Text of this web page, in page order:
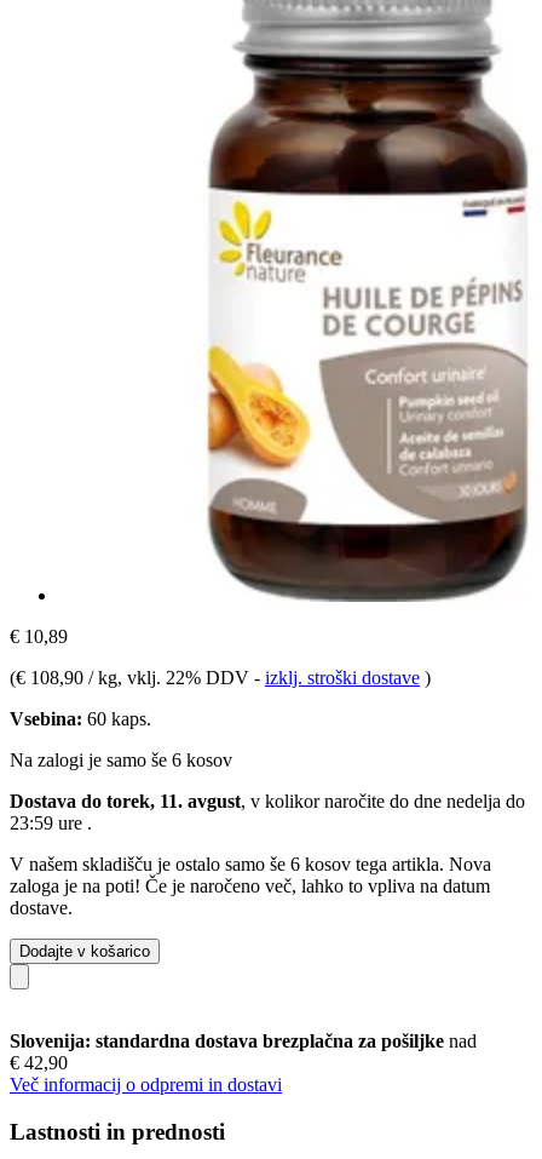
€ 10,89
(€ 108,90 / kg, vklj. 22% DDV - izklj. stroški dostave )
Vsebina: 60 kaps.
Na zalogi je samo še 6 kosov
Dostava do torek, 11. avgust, v kolikor naročite do dne nedelja do
23:59 ure .
V našem skladišču je ostalo samo še 6 kosov tega artikla. Nova
zaloga je na poti! Če je naročeno več, lahko to vpliva na datum
dostave.
Dodajte v košarico
Slovenija: standardna dostava brezplačna za pošiljke nad
€ 42,90
Več informacij o odpremi in dostavi
Lastnosti in prednosti